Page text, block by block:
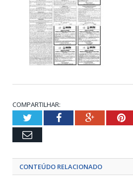
COMPARTILHAR:
TwitterFacebookGoogle+
Email
CONTEÚDO RELACIONADO